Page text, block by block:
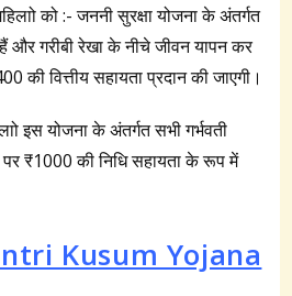
को :- जननी सुरक्षा योजना के अंतर्गत
हैं और गरीबी रेखा के नीचे जीवन यापन कर
की वित्तीय सहायता प्रदान की जाएगी।
इस योजना के अंतर्गत सभी गर्भवती
₹1000 की निधि सहायता के रूप में
Kusum Yojana